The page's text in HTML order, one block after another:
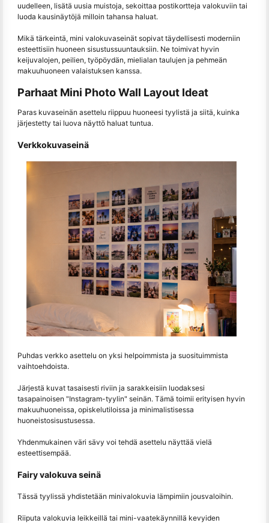
uudelleen, lisätä uusia muistoja, sekoittaa postikortteja valokuviin tai
luoda kausinäytöjä milloin tahansa haluat.
Mikä tärkeintä, mini valokuvaseinät sopivat täydellisesti moderniin
esteettisiin huoneen sisustussuuntauksiin. Ne toimivat hyvin
keijuvalojen, peilien, työpöydän, mielialan taulujen ja pehmeän
makuuhuoneen valaistuksen kanssa.
Parhaat Mini Photo Wall Layout Ideat
Paras kuvaseinän asettelu riippuu huoneesi tyylistä ja siitä, kuinka
järjestetty tai luova näyttö haluat tuntua.
Verkkokuvaseinä
Puhdas verkko asettelu on yksi helpoimmista ja suosituimmista
vaihtoehdoista.
Järjestä kuvat tasaisesti riviin ja sarakkeisiin luodaksesi
tasapainoisen "Instagram-tyylin" seinän. Tämä toimii erityisen hyvin
makuuhuoneissa, opiskelutiloissa ja minimalistisessa
huoneistosisustusessa.
Yhdenmukainen väri sävy voi tehdä asettelu näyttää vielä
esteettisempää.
Fairy valokuva seinä
Tässä tyylissä yhdistetään minivalokuvia lämpimiin jousvaloihin.
Riiputa valokuvia leikkeillä tai mini-vaatekäynnillä kevyiden